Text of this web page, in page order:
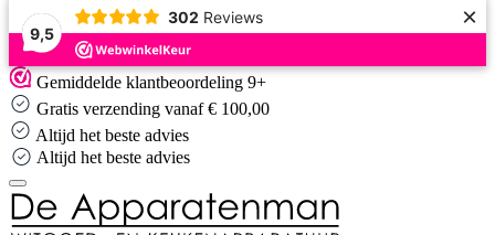
9,5
302 Reviews ×
Skip
to
content
Gemiddelde klantbeoordeling 9+
Gratis verzending vanaf € 100,00
Altijd het beste advies
Altijd het beste advies